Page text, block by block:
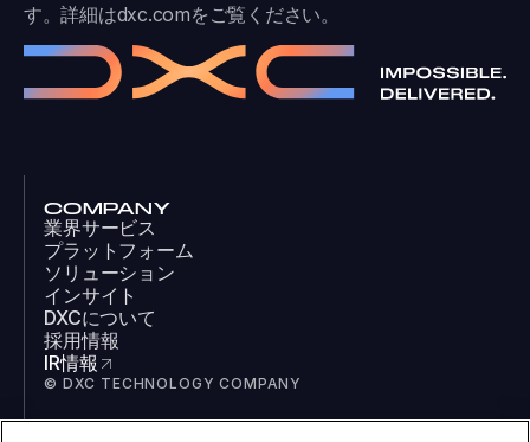
す。詳細はdxc.comをご覧ください。
COMPANY
業界サービス
プラットフォーム
ソリューション
インサイト
DXCについて
採用情報
IR情報
© DXC TECHNOLOGY COMPANY